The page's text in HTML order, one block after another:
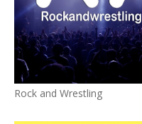
Rock and Wrestling